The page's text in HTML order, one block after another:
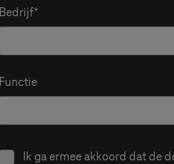
Bedrijf
Functie
Ik ga ermee akkoord dat de